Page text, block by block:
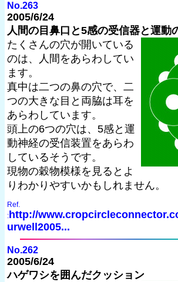
No.263
2005/6/24
人間の目鼻口と5感の受信器と運動
たくさんの穴が開いている
のは、人間をあらわしてい
ます。
真中は二つの鼻の穴で、二
つの大きな目と両脇は耳を
あらわしています。
頭上の6つの穴は、5感と運
動神経の受信装置をあらわ
しているそうです。
現物の穀物模様を見るとよ
りわかりやすいかもしれません。
Ref.
: http://
urwell2005...
No.262
2005/6/24
ハゲワシを囲んだクッション